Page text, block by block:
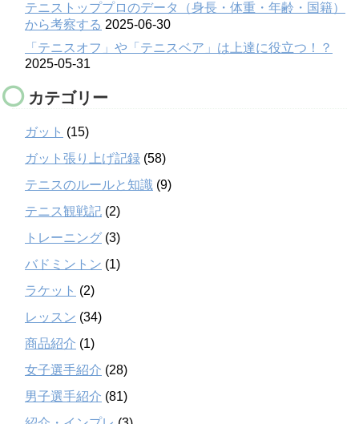
テニストッププロのデータ（身長・体重・年齢・国籍）
から考察する 2025-06-30
「テニスオフ」や「テニスベア」は上達に役立つ！？
2025-05-31
カテゴリー
ガット (15)
ガット張り上げ記録 (58)
テニスのルールと知識 (9)
テニス観戦記 (2)
トレーニング (3)
バドミントン (1)
ラケット (2)
レッスン (34)
商品紹介 (1)
女子選手紹介 (28)
男子選手紹介 (81)